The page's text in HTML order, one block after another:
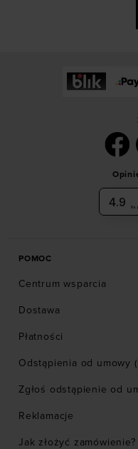
4.9 Na
POMOC
Centrum wsparcia
Dostawa
Płatności
Odstąpienia od umowy
Zgłoś odstąpienie od
Reklamacje
Jak złożyć zamówienie?